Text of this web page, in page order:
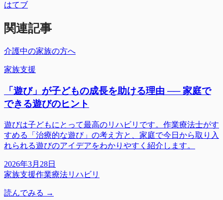
はてブ
関連記事
介護中の家族の方へ
家族支援
「遊び」が子どもの成長を助ける理由 ── 家庭で
できる遊びのヒント
遊びは子どもにとって最高のリハビリです。作業療法士がす
すめる「治療的な遊び」の考え方と、家庭で今日から取り入
れられる遊びのアイデアをわかりやすく紹介します。
2026年3月28日
家族支援作業療法リハビリ
読んでみる →